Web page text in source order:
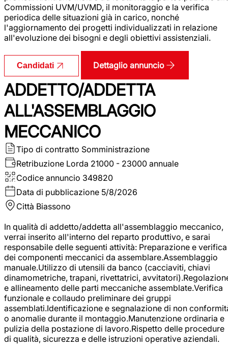
Commissioni UVM/UVMD, il monitoraggio e la verifica
periodica delle situazioni già in carico, nonché
l'aggiornamento dei progetti individualizzati in relazione
all'evoluzione dei bisogni e degli obiettivi assistenziali.
Candidati Dettaglio annuncio
ADDETTO/ADDETTA
ALL'ASSEMBLAGGIO
MECCANICO
Tipo di contratto Somministrazione
Retribuzione Lorda 21000 - 23000 annuale
Codice annuncio 349820
Data di pubblicazione 5/8/2026
Città Biassono
In qualità di addetto/addetta all'assemblaggio meccanico,
verrai inserito all'interno del reparto produttivo, e sarai
responsabile delle seguenti attività: Preparazione e verifica
dei componenti meccanici da assemblare.Assemblaggio
manuale.Utilizzo di utensili da banco (cacciaviti, chiavi
dinamometriche, trapani, rivettatrici,
e allineamento delle parti meccaniche assemblate.Verifica
funzionale e collaudo preliminare dei gruppi
assemblati.Identificazione e segnalazione di non
o anomalie durante il montaggio.Manutenzione ordinaria e
pulizia della postazione di lavoro.Rispetto delle procedure
di qualità, sicurezza e delle istruzioni operative aziendali.